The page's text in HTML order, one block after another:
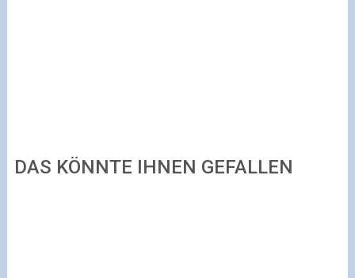
DAS KÖNNTE IHNEN GEFALLEN